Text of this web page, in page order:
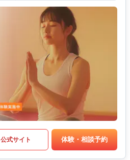
公式サイト 体験・相談予約